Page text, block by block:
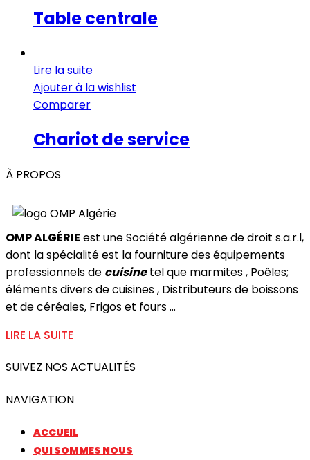
Table centrale
Lire la suite
Ajouter à la wishlist
Comparer
Chariot de service
À PROPOS
OMP ALGÉRIE est une Société algérienne de droit s.a.r.l,
dont la spécialité est la fourniture des équipements
professionnels de cuisine tel que marmites , Poêles;
éléments divers de cuisines , Distributeurs de boissons
et de céréales, Frigos et fours ...
LIRE LA SUITE
SUIVEZ NOS ACTUALITÉS
NAVIGATION
ACCUEIL
QUI SOMMES NOUS